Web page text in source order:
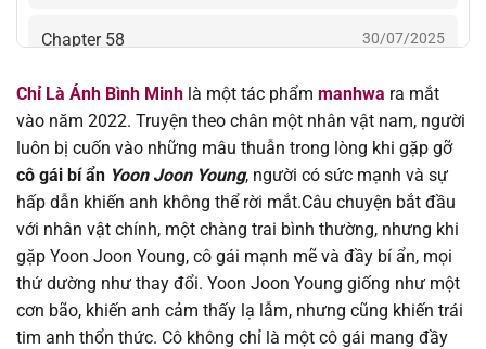
Chapter 58 30/07/2025
Chapter 57 30/07/2025
Chapter 56 30/07/2025
Chapter 55 30/07/2025
Chapter 54 30/07/2025
Chapter 53 30/07/2025
Chỉ Là Ánh Bình Minh là một tác phẩm manhwa ra mắt
vào năm 2022. Truyện theo chân một nhân vật nam, người
luôn bị cuốn vào những mâu thuẫn trong lòng khi gặp gỡ
cô gái bí ẩn Yoon Joon Young, người có sức mạnh và sự
hấp dẫn khiến anh không thể rời mắt.Câu chuyện bắt đầu
với nhân vật chính, một chàng trai bình thường, nhưng khi
gặp Yoon Joon Young, cô gái mạnh mẽ và đầy bí ẩn, mọi
thứ dường như thay đổi. Yoon Joon Young giống như một
cơn bão, khiến anh cảm thấy lạ lẫm, nhưng cũng khiến trái
tim anh thổn thức. Cô không chỉ là một cô gái mang đầy